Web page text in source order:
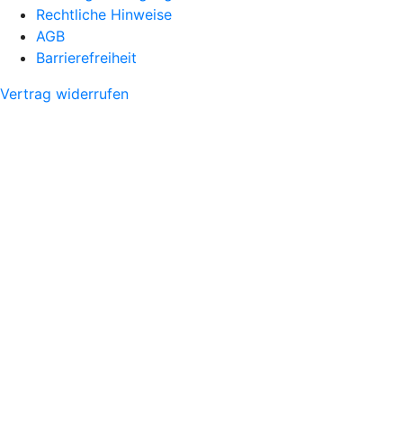
Rechtliche Hinweise
AGB
Barrierefreiheit
Vertrag widerrufen